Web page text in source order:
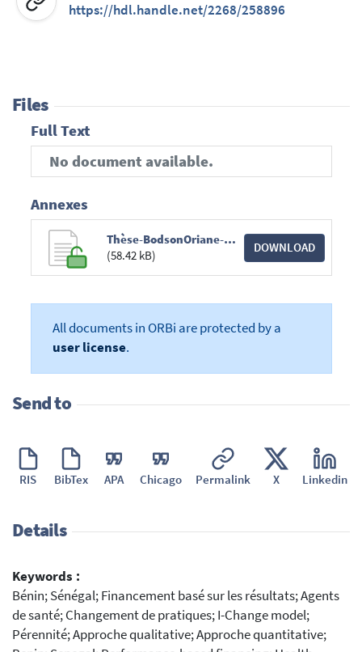
https://hdl.handle.net/2268/258896
Files
Full Text
No document available.
Annexes
Thèse-BodsonOriane-Document de présentation.pdf
(58.42 kB)
DOWNLOAD
All documents in ORBi are protected by a
user license.
Send to
RIS BibTex APA Chicago Permalink X Linkedin
Details
Keywords :
Bénin; Sénégal; Financement basé sur les résultats; Agents
de santé; Changement de pratiques; I-Change model;
Pérennité; Approche qualitative; Approche quantitative;